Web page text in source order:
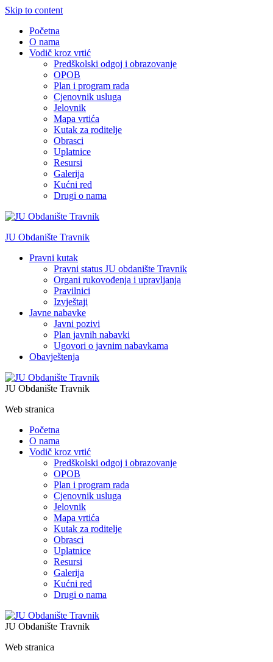
Skip to content
Početna
O nama
Vodič kroz vrtić
Predškolski odgoj i obrazovanje
OPOB
Plan i program rada
Cjenovnik usluga
Jelovnik
Mapa vrtića
Kutak za roditelje
Obrasci
Uplatnice
Resursi
Galerija
Kućni red
Drugi o nama
JU Obdanište Travnik
Pravni kutak
Pravni status JU obdanište Travnik
Organi rukovođenja i upravljanja
Pravilnici
Izvještaji
Javne nabavke
Javni pozivi
Plan javnih nabavki
Ugovori o javnim nabavkama
Obavještenja
JU Obdanište Travnik
Web stranica
Početna
O nama
Vodič kroz vrtić
Predškolski odgoj i obrazovanje
OPOB
Plan i program rada
Cjenovnik usluga
Jelovnik
Mapa vrtića
Kutak za roditelje
Obrasci
Uplatnice
Resursi
Galerija
Kućni red
Drugi o nama
JU Obdanište Travnik
Web stranica